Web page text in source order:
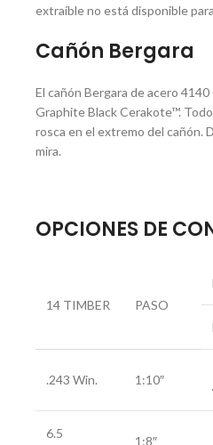
extraíble no está disponible
Cañón Bergara
El cañón Bergara de acero
Graphite Black Cerakote™.
rosca en el extremo del cañón.
mira.
OPCIONES DE
14 TIMBER PASO
.243 Win. 1:10″
6.5
1:8″